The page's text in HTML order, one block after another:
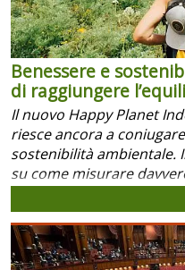
Benessere e
di raggiungere
Il nuovo Happy Planet
riesce ancora a
sostenibilità
su come misurare